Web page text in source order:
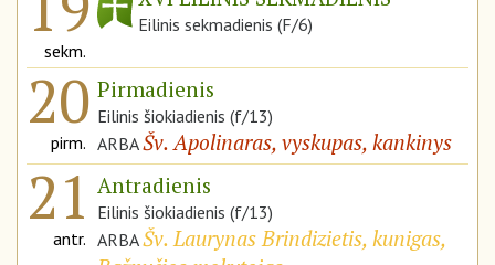
sekm.
Eilinis sekmadienis (F/6)
20
pirm.
Pirmadienis
Eilinis šiokiadienis (f/13)
ARBAŠv. Apolinaras, vyskupas, kankinys
21
antr.
Antradienis
Eilinis šiokiadienis (f/13)
ARBAŠv. Laurynas Brindizietis, kunigas,